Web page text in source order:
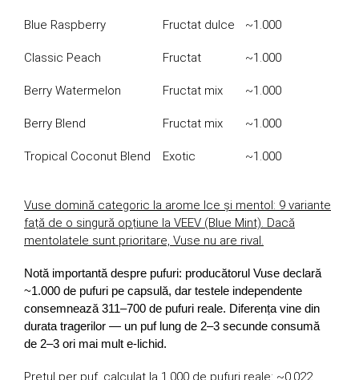
Blue Raspberry Fructat dulce ~1.000
Classic Peach Fructat ~1.000
Berry Watermelon Fructat mix ~1.000
Berry Blend Fructat mix ~1.000
Tropical Coconut Blend Exotic ~1.000
Vuse domină categoric la arome Ice și mentol: 9 variante
față de o singură opțiune la VEEV (Blue Mint). Dacă
mentolatele sunt prioritare, Vuse nu are rival.
Notă importantă despre pufuri: producătorul Vuse declară
~1.000 de pufuri pe capsulă, dar testele independente
consemnează 311–700 de pufuri reale. Diferența vine din
durata tragerilor — un puf lung de 2–3 secunde consumă
de 2–3 ori mai mult e-lichid.